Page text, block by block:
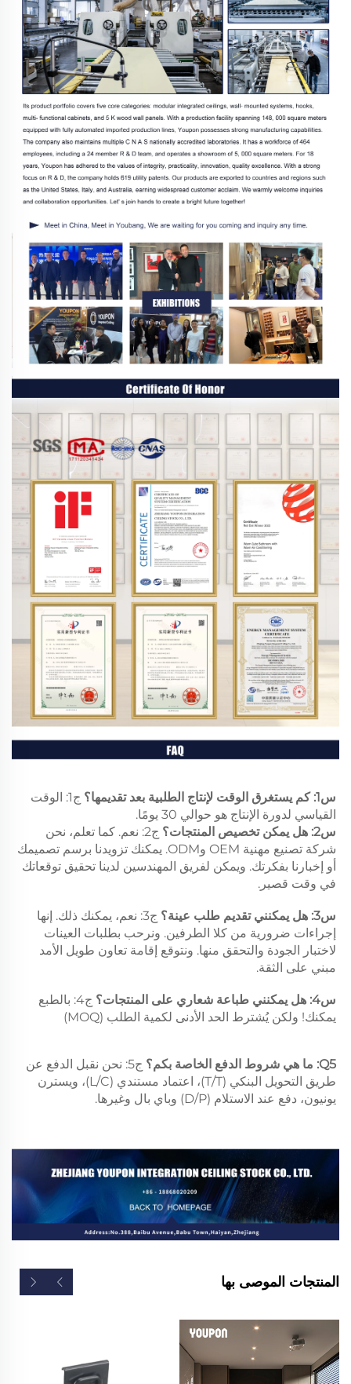
س1: كم يستغرق الوقت لإنتاج الطلبية بعد تقديمها؟
القياسي لدورة الإنتاج هو حوالي 30 يومًا.
س2: هل يمكن تخصيص المنتجات؟
في وقت قصير.
س3: هل يمكنني تقديم طلب عينة؟
مبني على الثقة.
س4: هل يمكنني طباعة شعاري على المنتجات؟
يمكنك! ولكن يُشترط الحد الأدنى لكمية الطلب (MOQ)
Q5: ما هي شروط الدفع الخاصة بكم؟
يونيون، دفع عند الاستلام (D/P) وباي بال وغيرها.
المنتجات الموصى بها